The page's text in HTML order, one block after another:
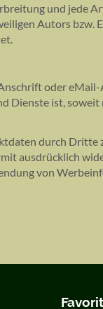
und jede
Autors bzw.
oder
Dienste ist, soweit
durch Dritte
ausdrücklich
von